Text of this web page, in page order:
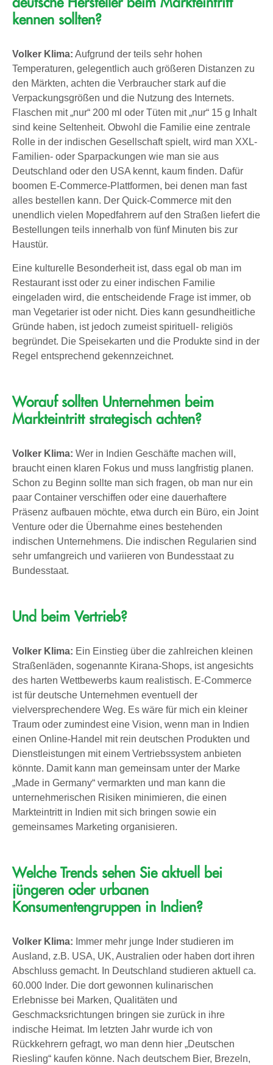
deutsche Hersteller beim Markteintritt
kennen sollten?
Volker Klima: Aufgrund der teils sehr hohen
Temperaturen, gelegentlich auch größeren Distanzen zu
den Märkten, achten die Verbraucher stark auf die
Verpackungsgrößen und die Nutzung des Internets.
Flaschen mit „nur“ 200 ml oder Tüten mit „nur“ 15 g Inhalt
sind keine Seltenheit. Obwohl die Familie eine zentrale
Rolle in der indischen Gesellschaft spielt, wird man XXL-
Familien- oder Sparpackungen wie man sie aus
Deutschland oder den USA kennt, kaum finden. Dafür
boomen E-Commerce-Plattformen, bei denen man fast
alles bestellen kann. Der Quick-Commerce mit den
unendlich vielen Mopedfahrern auf den Straßen liefert die
Bestellungen teils innerhalb von fünf Minuten bis zur
Haustür.
Eine kulturelle Besonderheit ist, dass egal ob man im
Restaurant isst oder zu einer indischen Familie
eingeladen wird, die entscheidende Frage ist immer, ob
man Vegetarier ist oder nicht. Dies kann gesundheitliche
Gründe haben, ist jedoch zumeist spirituell- religiös
begründet. Die Speisekarten und die Produkte sind in der
Regel entsprechend gekennzeichnet.
Worauf sollten Unternehmen beim
Markteintritt strategisch achten?
Volker Klima: Wer in Indien Geschäfte machen will,
braucht einen klaren Fokus und muss langfristig planen.
Schon zu Beginn sollte man sich fragen, ob man nur ein
paar Container verschiffen oder eine dauerhaftere
Präsenz aufbauen möchte, etwa durch ein Büro, ein Joint
Venture oder die Übernahme eines bestehenden
indischen Unternehmens. Die indischen Regularien sind
sehr umfangreich und variieren von Bundesstaat zu
Bundesstaat.
Und beim Vertrieb?
Volker Klima: Ein Einstieg über die zahlreichen kleinen
Straßenläden, sogenannte Kirana-Shops, ist angesichts
des harten Wettbewerbs kaum realistisch. E-Commerce
ist für deutsche Unternehmen eventuell der
vielversprechendere Weg. Es wäre für mich ein kleiner
Traum oder zumindest eine Vision, wenn man in Indien
einen Online-Handel mit rein deutschen Produkten und
Dienstleistungen mit einem Vertriebssystem anbieten
könnte. Damit kann man gemeinsam unter der Marke
„Made in Germany“ vermarkten und man kann die
unternehmerischen Risiken minimieren, die einen
Markteintritt in Indien mit sich bringen sowie ein
gemeinsames Marketing organisieren.
Welche Trends sehen Sie aktuell bei
jüngeren oder urbanen
Konsumentengruppen in Indien?
Volker Klima: Immer mehr junge Inder studieren im
Ausland, z.B. USA, UK, Australien oder haben dort ihren
Abschluss gemacht. In Deutschland studieren aktuell ca.
60.000 Inder. Die dort gewonnen kulinarischen
Erlebnisse bei Marken, Qualitäten und
Geschmacksrichtungen bringen sie zurück in ihre
indische Heimat. Im letzten Jahr wurde ich von
Rückkehrern gefragt, wo man denn hier „Deutschen
Riesling“ kaufen könne. Nach deutschem Bier, Brezeln,